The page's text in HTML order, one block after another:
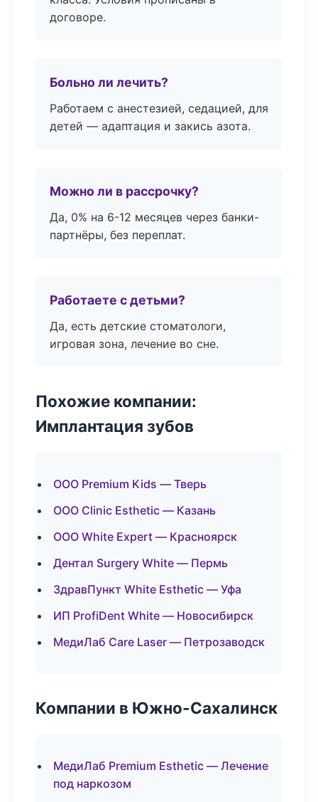
договоре.
Больно ли лечить?
Работаем с анестезией, седацией, для
детей — адаптация и закись азота.
Можно ли в рассрочку?
Да, 0% на 6-12 месяцев через банки-
партнёры, без переплат.
Работаете с детьми?
Да, есть детские стоматологи,
игровая зона, лечение во сне.
Похожие компании:
Имплантация зубов
ООО Premium Kids — Тверь
ООО Clinic Esthetic — Казань
ООО White Expert — Красноярск
Дентал Surgery White — Пермь
ЗдравПункт White Esthetic — Уфа
ИП ProfiDent White — Новосибирск
МедиЛаб Care Laser — Петрозаводск
Компании в Южно-Сахалинск
МедиЛаб Premium Esthetic — Лечение
под наркозом